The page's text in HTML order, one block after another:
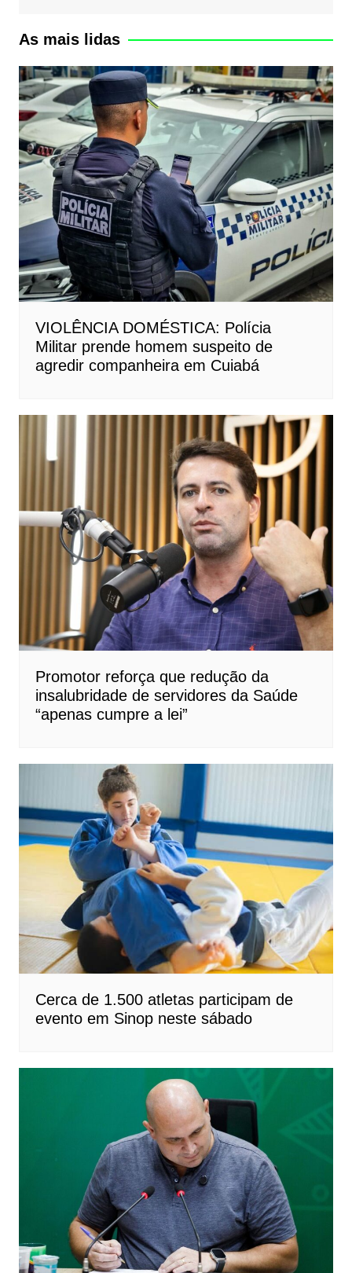
As mais lidas
VIOLÊNCIA DOMÉSTICA: Polícia
Militar prende homem suspeito de
agredir companheira em Cuiabá
Promotor reforça que redução da
insalubridade de servidores da Saúde
“apenas cumpre a lei”
Cerca de 1.500 atletas participam de
evento em Sinop neste sábado